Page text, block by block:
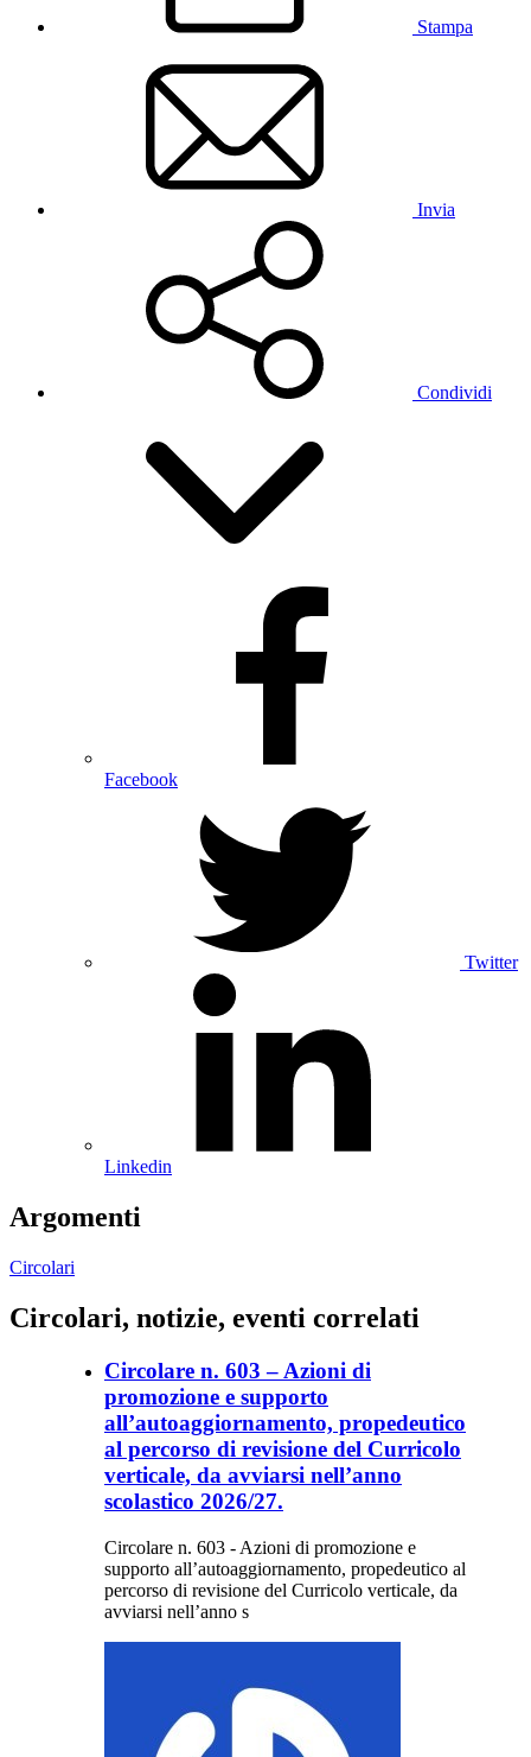
Stampa
Invia
Condividi
Facebook
Twitter
Linkedin
Argomenti
Circolari
Circolari, notizie, eventi correlati
Circolare n. 603 – Azioni di
promozione e supporto
all’autoaggiornamento, propedeutico
al percorso di revisione del Curricolo
verticale, da avviarsi nell’anno
scolastico 2026/27.
Circolare n. 603 - Azioni di promozione e
supporto all’autoaggiornamento, propedeutico al
percorso di revisione del Curricolo verticale, da
avviarsi nell’anno s